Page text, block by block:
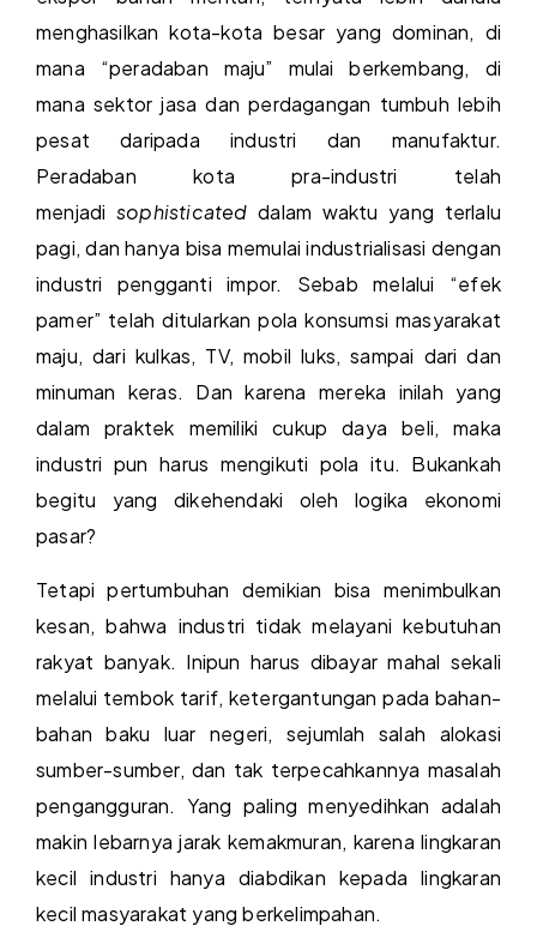
menghasilkan kota-kota besar yang dominan, di
mana “peradaban maju” mulai berkembang, di
mana sektor jasa dan perdagangan tumbuh lebih
pesat daripada industri dan manufaktur.
Peradaban kota pra-industri telah
menjadi sophisticated dalam waktu yang terlalu
pagi, dan hanya bisa memulai industrialisasi dengan
industri pengganti impor. Sebab melalui “efek
pamer” telah ditularkan pola konsumsi masyarakat
maju, dari kulkas, TV, mobil luks, sampai dari dan
minuman keras. Dan karena mereka inilah yang
dalam praktek memiliki cukup daya beli, maka
industri pun harus mengikuti pola itu. Bukankah
begitu yang dikehendaki oleh logika ekonomi
pasar?
Tetapi pertumbuhan demikian bisa menimbulkan
kesan, bahwa industri tidak melayani kebutuhan
rakyat banyak. Inipun harus dibayar mahal sekali
melalui tembok tarif, ketergantungan pada bahan-
bahan baku luar negeri, sejumlah salah alokasi
sumber-sumber, dan tak terpecahkannya masalah
pengangguran. Yang paling menyedihkan adalah
makin lebarnya jarak kemakmuran, karena lingkaran
kecil industri hanya diabdikan kepada lingkaran
kecil masyarakat yang berkelimpahan.